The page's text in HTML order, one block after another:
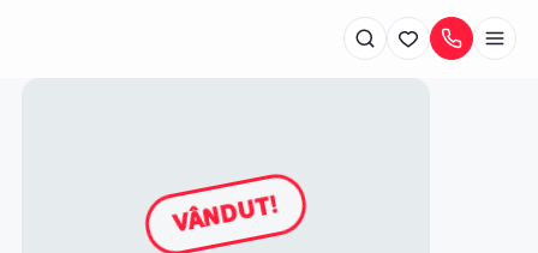
+373 79 700 509VÂNDUT!